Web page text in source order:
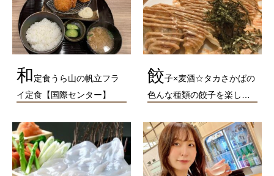
和定食うら山の帆立フラ
イ定食【国際センター】
餃子×麦酒☆タカさかばの
色んな種類の餃子を楽し…